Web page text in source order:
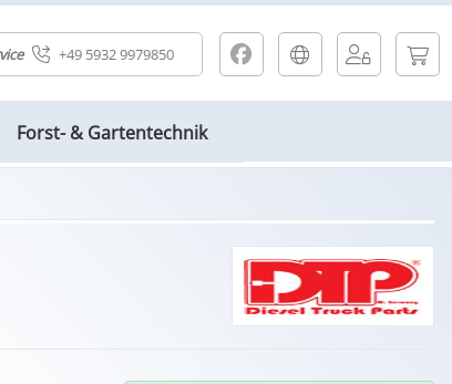
+49 5932 9979850
Forst- & Gartentechnik